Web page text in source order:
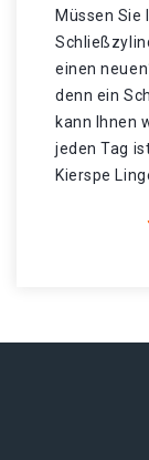
Müssen Sie
einen
denn ein
kann Ihnen
jeden Tag
Kierspe